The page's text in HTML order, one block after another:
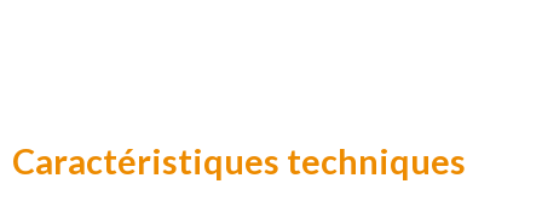
Caractéristiques techniques